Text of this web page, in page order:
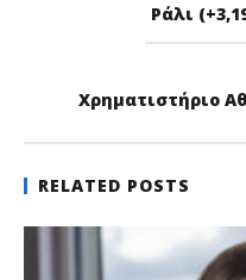
Ράλι
Χρηματιστήριο
RELATED POSTS